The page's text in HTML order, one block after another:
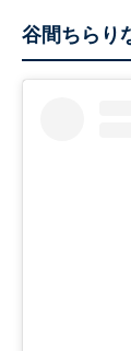
谷間ちらり